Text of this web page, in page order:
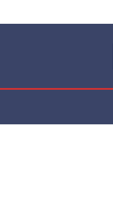
zum
MENU